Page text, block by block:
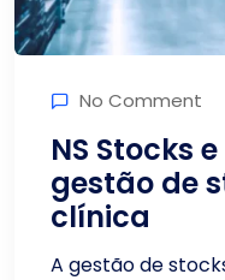
No Comment
NS Stocks
gestão de
clínica
A gestão de